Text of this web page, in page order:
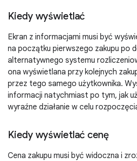
Kiedy wyświetlać
Ekran z informacjami musi być
na początku pierwszego zakupu po
alternatywnego systemu
ona wyświetlana przy kolejnych
przez tego samego użytkownika.
informacji natychmiast po tym, jak
wyraźne działanie w celu
Kiedy wyświetlać cenę
Cena zakupu musi być widoczna i